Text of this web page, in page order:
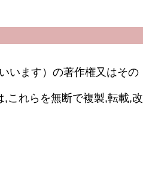
います）の著作権又はその
これらを無断で複製,転載,改